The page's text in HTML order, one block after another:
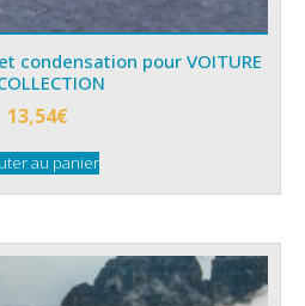
condensation pour VOITURE
13,54€
au panier